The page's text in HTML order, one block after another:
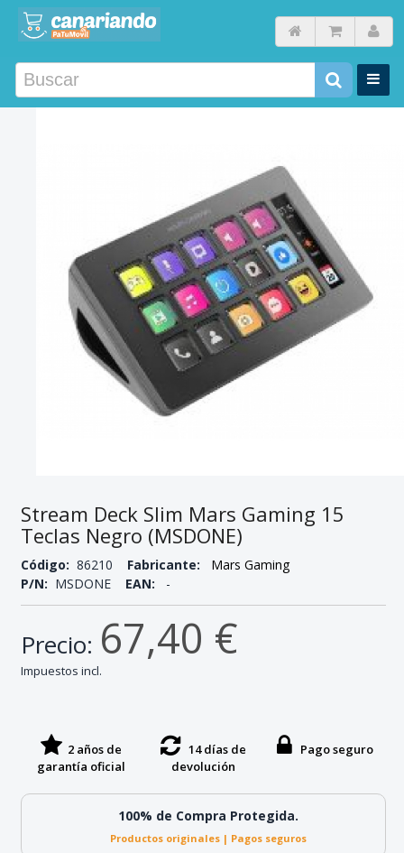
Stream Deck Slim Mars Gaming 15
Teclas Negro (MSDONE)
Código: 86210 Fabricante:
Mars Gaming
P/N: MSDONE EAN: -
Precio: 67,40 €
Impuestos incl.
2 años de
garantía oficial
14 días de
devolución
Pago seguro
100% de Compra Protegida.
Productos originales | Pagos seguros